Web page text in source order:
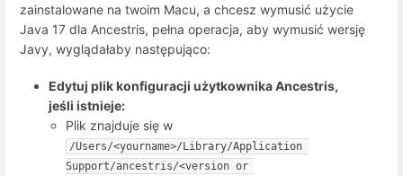
zainstalowane na twoim Macu, a chcesz wymusić użycie
Java 17 dla Ancestris, pełna operacja, aby wymusić wersję
Javy, wyglądałaby następująco:
Edytuj plik konfiguracji użytkownika Ancestris,
jeśli istnieje:
Plik znajduje się w
/Users/<yourname>/Library/Application
Support/ancestris/<version or